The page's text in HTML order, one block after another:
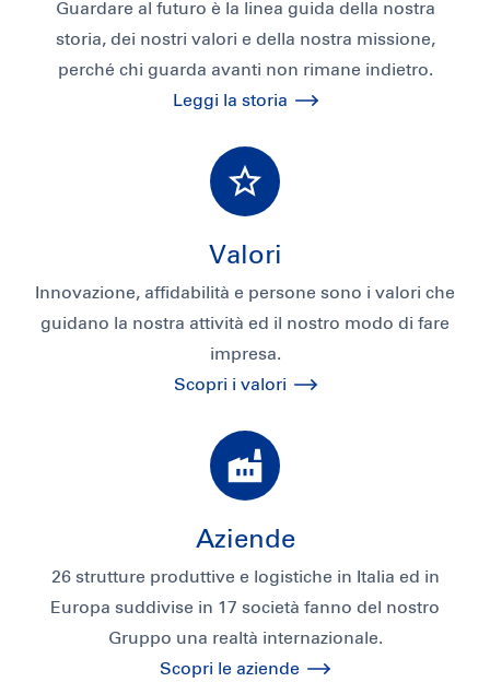
Guardare al futuro è la linea guida della nostra
storia, dei nostri valori e della nostra missione,
perché chi guarda avanti non rimane indietro.
Leggi la storia
Valori
Innovazione, affidabilità e persone sono i valori che
guidano la nostra attività ed il nostro modo di fare
impresa.
Scopri i valori
Aziende
26 strutture produttive e logistiche in Italia ed in
Europa suddivise in 17 società fanno del nostro
Gruppo una realtà internazionale.
Scopri le aziende